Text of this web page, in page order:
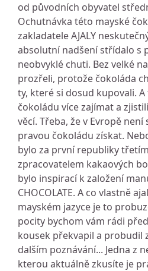
od původních obyvatel
Ochutnávka této mayské
zakladatele AJALY
absolutní nadšení střídalo s
neobvyklé chuti. Bez velké
prozřeli, protože čokoláda
ty, které si dosud kupovali. A
čokoládu více zajímat a
věcí. Třeba, že v Evropě
pravou čokoládu získat.
bylo za první republiky
zpracovatelem kakaových
bylo inspirací k založení
CHOCOLATE. A co vlastně
mayském jazyce je to
pocity bychom vám rádi
kousek překvapil a probudil
dalším poznávání... Jedna z
kterou aktuálně zkusíte je